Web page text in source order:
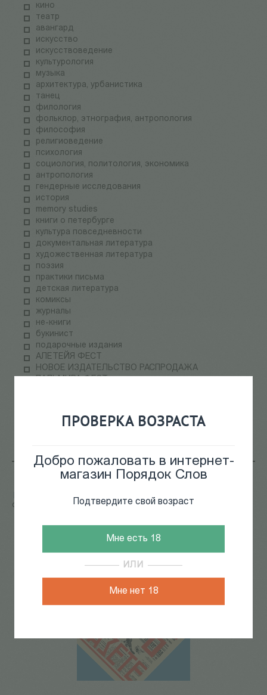
ПРОВЕРКА ВОЗРАСТА
Добро пожаловать в интернет-
магазин Порядок Слов
Подтвердите свой возраст
Мне есть 18
ИЛИ
Мне нет 18
кино
театр
авангард
искусство
искусствоведение
культурология
музыка
архитектура, урбанистика
танец
филология
фольклор, этнография, антропология
философия
религиоведение
психология
социология, политология, экономика
антропология
гендерные исследования
история
memory studies
книги о петербурге
культура повседневности
документальная литература
художественная литература
поэзия
практики письма
детская литература
комиксы
журналы
не-книги
букинист
подарочные издания
АЛЕТЕЙЯ ФЕСТ
НОВОЕ ИЗДАТЕЛЬСТВО РАСПРОДАЖА
теория медиа
научпоп
КАТАЛОГ КНИГ детская литература
о газете